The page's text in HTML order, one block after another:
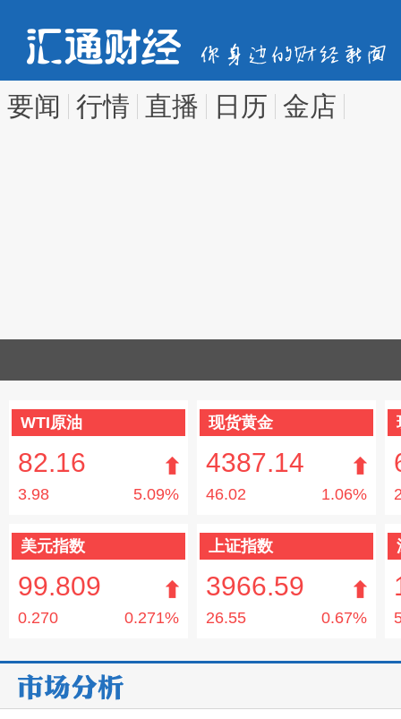
要闻 行情 直播 日历 金店
WTI原油
82.16
3.98 5.09%
现货黄金
4387.14
46.02 1.06%
美元指数
99.809
0.270 0.271%
上证指数
3966.59
26.55 0.67%